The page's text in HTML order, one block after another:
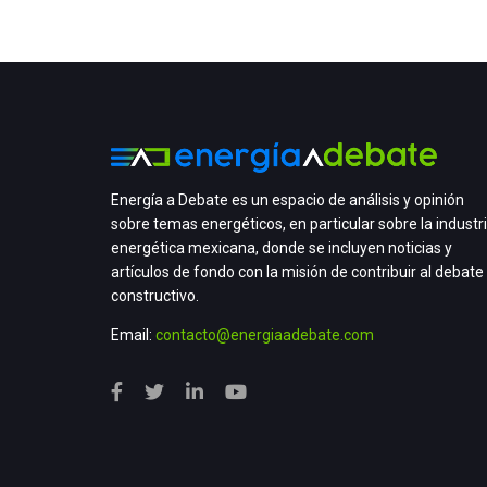
Energía a Debate es un espacio de análisis y opinión
sobre temas energéticos, en particular sobre la
energética mexicana, donde se incluyen noticias y
artículos de fondo con la misión de contribuir al debate
constructivo.
Email: contacto@energiaadebate.com